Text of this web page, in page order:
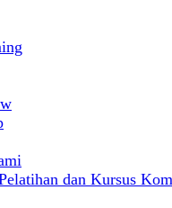
dan Kursus